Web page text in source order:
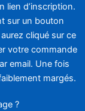
lien d’inscription.
sur un bouton
cliqué sur ce
votre commande
email. Une fois
margés.
?